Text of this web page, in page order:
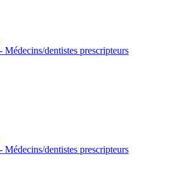
Médecins/dentistes prescripteurs
Médecins/dentistes prescripteurs